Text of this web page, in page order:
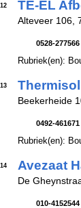
12 TE-EL
Alteveer 106,
0528-277566
Rubriek(en):
13
Beekerheide
0492-461671
Rubriek(en):
14 Avezaat
De
010-4152544